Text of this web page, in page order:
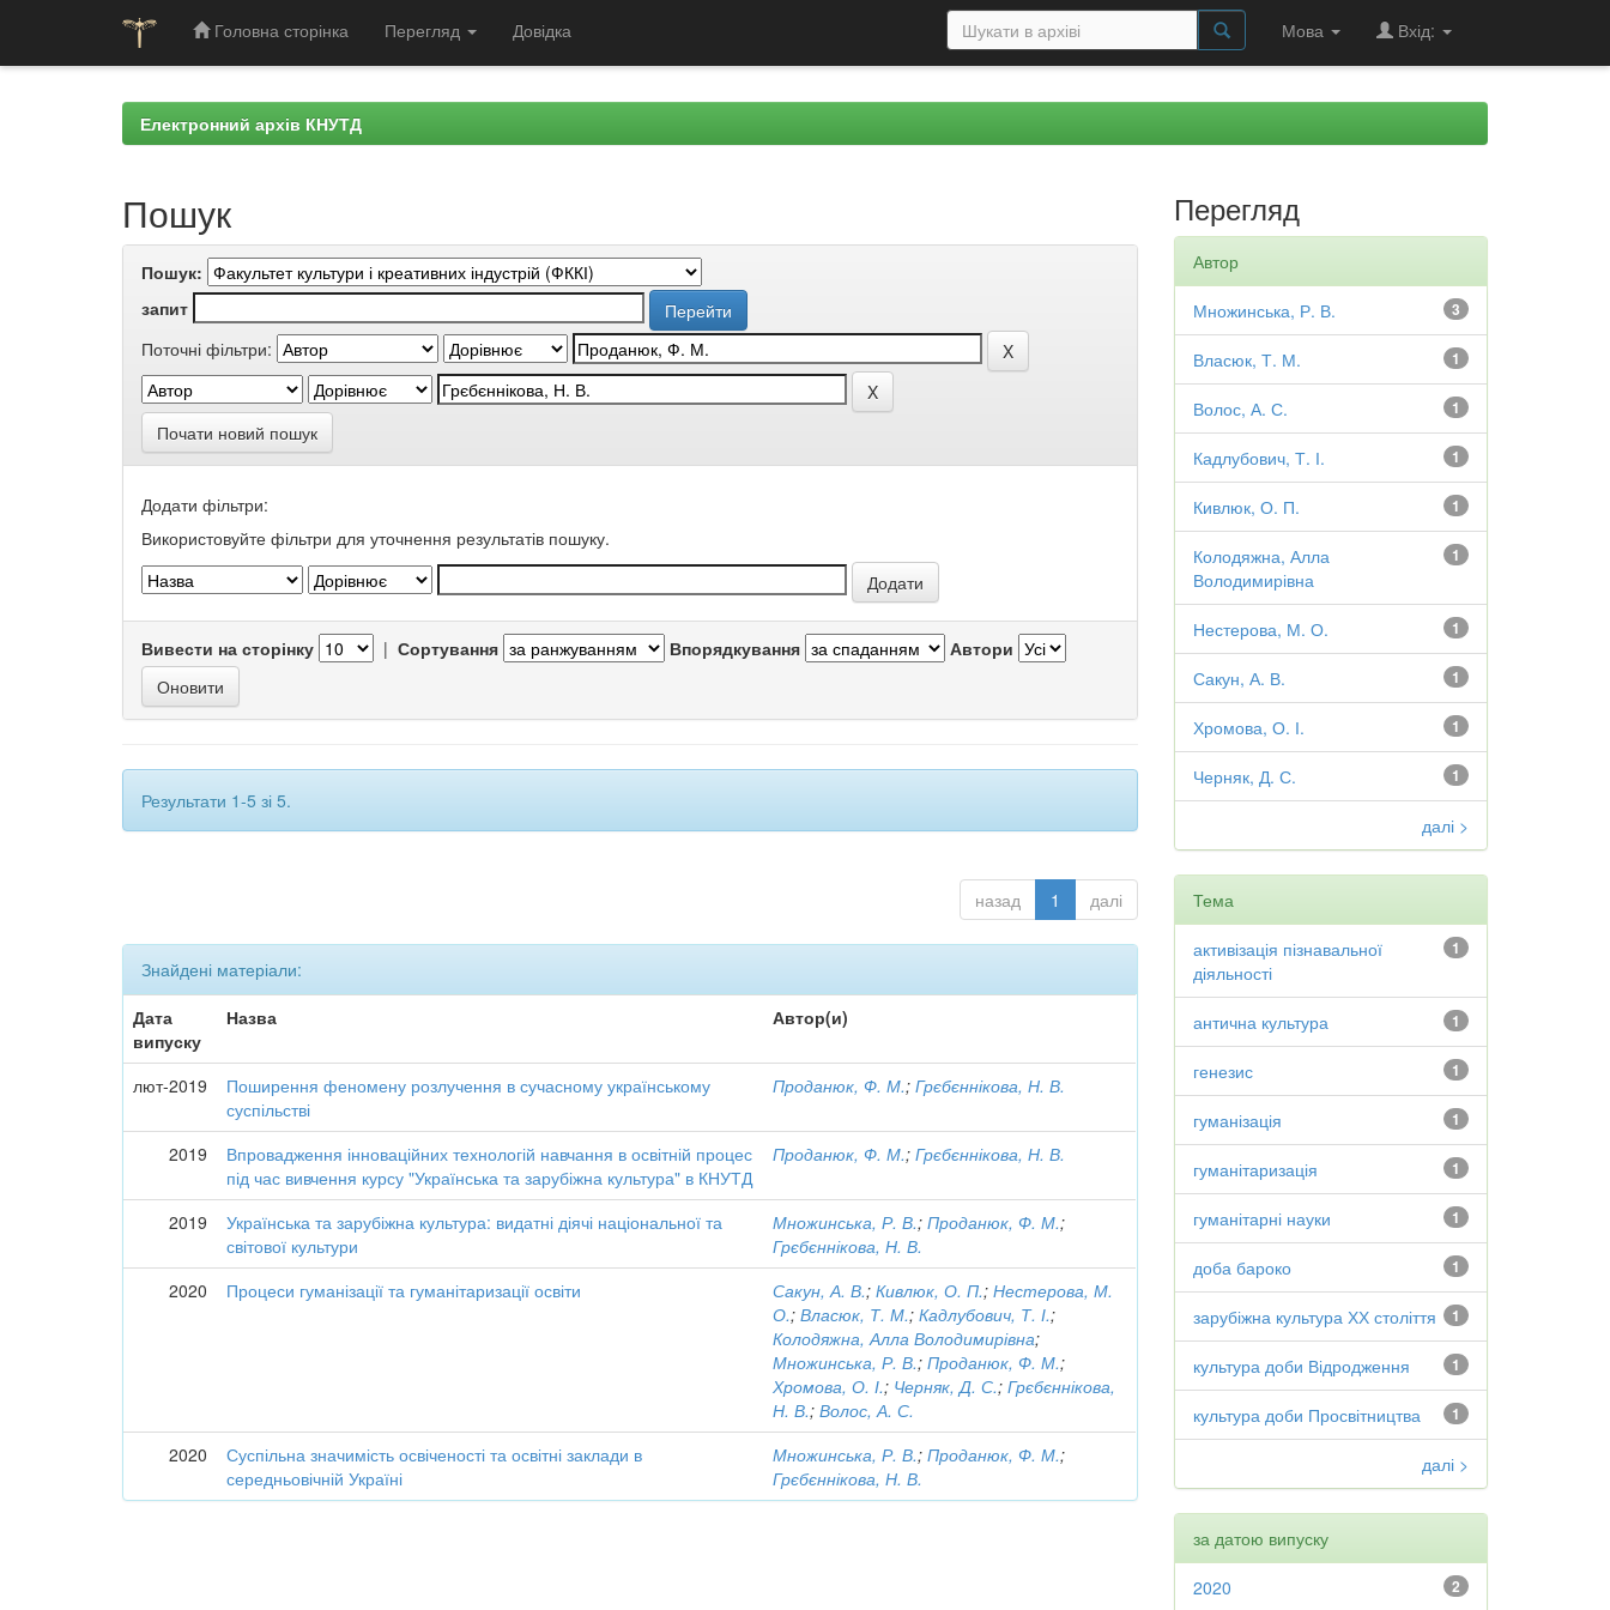
Головна сторінка Перегляд Довідка Мова Вхід:
Електронний архів КНУТД
Пошук
Пошук:
запит
Поточні фільтри:
Почати новий пошук
Додати фільтри:
Використовуйте фільтри для уточнення результатів пошуку.
Вивести на сторінку | Сортування Впорядкування Автори
Результати 1-5 зі 5.
назад 1 далі
Знайдені матеріали:
Дата
випуску
Назва Автор(и)
лют-2019
Поширення феномену розлучення в сучасному українському
суспільстві
Проданюк, Ф. М.;Грєбєннікова, Н. В.
2019
Впровадження інноваційних технологій навчання в освітній процес
під час вивчення курсу "Українська та зарубіжна культура" в КНУТД
Проданюк, Ф. М.;Грєбєннікова, Н. В.
2019
Українська та зарубіжна культура: видатні діячі національної та
світової культури
Множинська, Р. В.;Проданюк, Ф. М.;
Грєбєннікова, Н. В.
2020
Процеси гуманізації та гуманітаризації освіти Сакун, А. В.;Кивлюк, О. П.;Нестерова, М.
О.;Власюк, Т. М.;Кадлубович, Т. І.;
Колодяжна, Алла Володимирівна;
Множинська, Р. В.;Проданюк, Ф. М.;
Хромова, О. І.; Черняк, Д. С.;Грєбєннікова,
Н. В.;Волос, А. С.
2020
Суспільна значимість освіченості та освітні заклади в
середньовічній Україні
Множинська, Р. В.;Проданюк, Ф. М.;
Грєбєннікова, Н. В.
Перегляд
Автор
3
Множинська, Р. В.
1
Власюк, Т. М.
1
Волос, А. С.
1
Кадлубович, Т. І.
1
Кивлюк, О. П.
1
Колодяжна, Алла
Володимирівна
1
Нестерова, М. О.
1
Сакун, А. В.
1
Хромова, О. І.
1
Черняк, Д. С.
далі >
Тема
1
активізація пізнавальної
діяльності
1
антична культура
1
генезис
1
гуманізація
1
гуманітаризація
1
гуманітарні науки
1
доба бароко
1
зарубіжна культура ХХ століття
1
культура доби Відродження
1
культура доби Просвітництва
далі >
за датою випуску
2
2020